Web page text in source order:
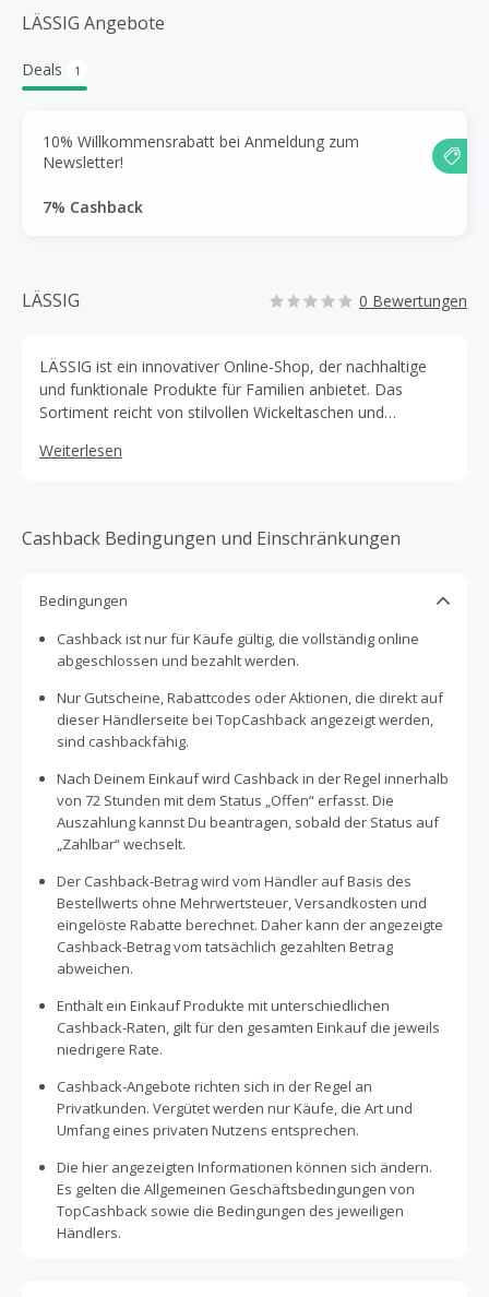
LÄSSIG Angebote
Deals 1
10% Willkommensrabatt bei Anmeldung zum
Newsletter!
7% Cashback
LÄSSIG 0 Bewertungen
LÄSSIG ist ein innovativer Online-Shop, der nachhaltige
und funktionale Produkte für Familien anbietet. Das
Sortiment reicht von stilvollen Wickeltaschen und
Kleidung und Accessoires. Besonders hervorzuheben ist
Kindern erleichtert.
Weiterlesen
Cashback Bedingungen und Einschränkungen
Bedingungen
Cashback ist nur für Käufe gültig, die vollständig online
abgeschlossen und bezahlt werden.
Nur Gutscheine, Rabattcodes oder Aktionen, die direkt auf
dieser Händlerseite bei TopCashback angezeigt werden,
sind cashbackfähig.
Nach Deinem Einkauf wird Cashback in der Regel innerhalb
von 72 Stunden mit dem Status „Offen“ erfasst. Die
Auszahlung kannst Du beantragen, sobald der Status auf
„Zahlbar“ wechselt.
Der Cashback-Betrag wird vom Händler auf Basis des
Bestellwerts ohne Mehrwertsteuer, Versandkosten und
eingelöste Rabatte berechnet. Daher kann der angezeigte
Cashback-Betrag vom tatsächlich gezahlten Betrag
abweichen.
Enthält ein Einkauf Produkte mit unterschiedlichen
Cashback-Raten, gilt für den gesamten Einkauf die jeweils
niedrigere Rate.
Cashback-Angebote richten sich in der Regel an
Privatkunden. Vergütet werden nur Käufe, die Art und
Umfang eines privaten Nutzens entsprechen.
Die hier angezeigten Informationen können sich ändern.
Es gelten die Allgemeinen Geschäftsbedingungen von
TopCashback sowie die Bedingungen des jeweiligen
Händlers.